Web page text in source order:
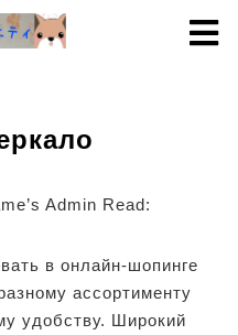
Admin Read:
в онлайн-шопинге
ассортименту
удобству. Широкий